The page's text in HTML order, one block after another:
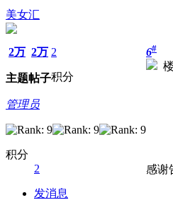
美女汇
2万
主题
2万
帖子
2
积分
管理员
积分
2
发消息
6#
感谢